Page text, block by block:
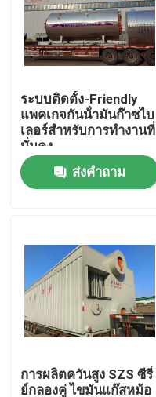
วิดีโอ
เกี่ยวกับเรา
ทัวร์โรงงาน
ควบคุมคุณภาพ
ข่าว
ขอใบเสนอราคา
หม้อต้มน้ำมันแก๊ส
ระบบติดตั้ง-Friendly
แพคเกจกันน้ํามันก๊าซไบ
เลอร์สําหรับการทํางานที่
มั่นคง
ส่งคำถาม
การผลิตควันสูง SZS ซีรี่
ย์กลองคู่ ไขมันแก๊สหม้อ